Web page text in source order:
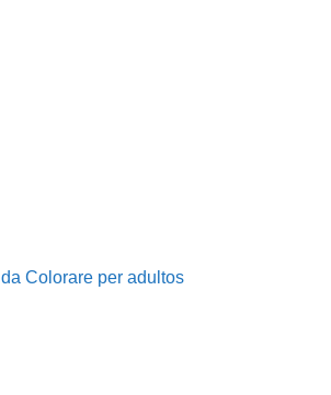
da Colorare per adultos